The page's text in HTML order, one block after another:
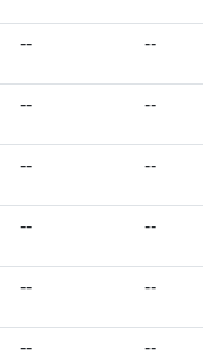
-- --
-- --
-- --
-- --
-- --
-- --